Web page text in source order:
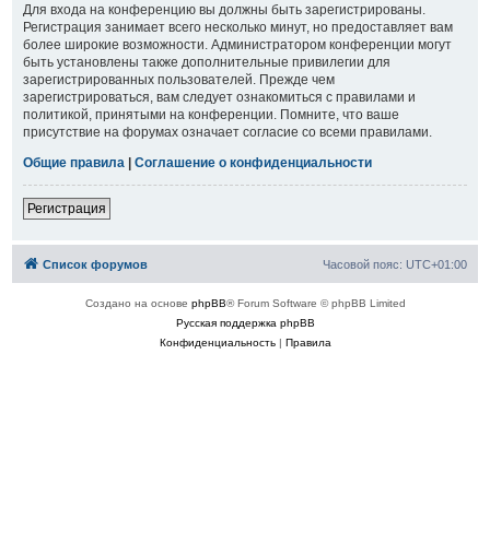
Для входа на конференцию вы должны быть зарегистрированы.
Регистрация занимает всего несколько минут, но предоставляет вам
более широкие возможности. Администратором конференции могут
быть установлены также дополнительные привилегии для
зарегистрированных пользователей. Прежде чем
зарегистрироваться, вам следует ознакомиться с правилами и
политикой, принятыми на конференции. Помните, что ваше
присутствие на форумах означает согласие со всеми правилами.
Общие правила | Соглашение о конфиденциальности
Регистрация
Список форумов Часовой пояс: UTC+01:00
Создано на основе phpBB® Forum Software © phpBB Limited
Русская поддержка phpBB
Конфиденциальность| Правила